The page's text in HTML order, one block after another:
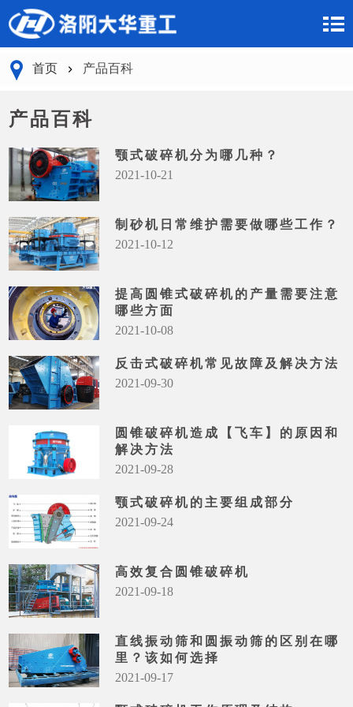
首页 产品百科
产品百科
颚式破碎机分为哪几种？
2021-10-21
制砂机日常维护需要做哪些工作？
2021-10-12
提高圆锥式破碎机的产量需要注意
哪些方面
2021-10-08
反击式破碎机常见故障及解决方法
2021-09-30
圆锥破碎机造成【飞车】的原因和
解决方法
2021-09-28
颚式破碎机的主要组成部分
2021-09-24
高效复合圆锥破碎机
2021-09-18
直线振动筛和圆振动筛的区别在哪
里？该如何选择
2021-09-17